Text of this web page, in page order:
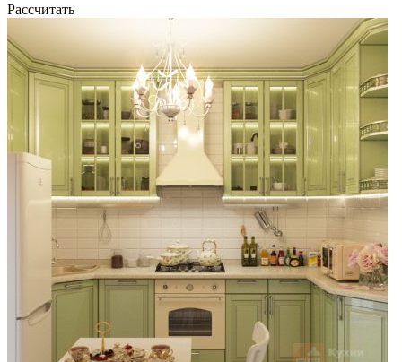
Рассчитать